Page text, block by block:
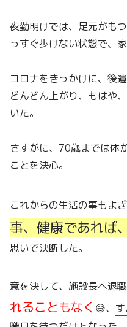
夜勤明けでは、足元がも
っすぐ歩けない状態で、
コロナをきっかけに、後
どんどん上がり、もはや
いた。
さすがに、70歳までは体
ことを決心。
これからの生活の事もよぎ
事、健康であれば
思いで決断した。
意を決して、施設長へ退職
れることもなく 😅、